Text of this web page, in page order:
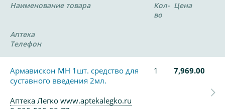
Наименование товара
Кол-
во
Цена
Аптека
Телефон
Армавискон МН 1шт. средство для
суставного введения 2мл.
1 7,969.00
Аптека Легко www.aptekalegko.ru